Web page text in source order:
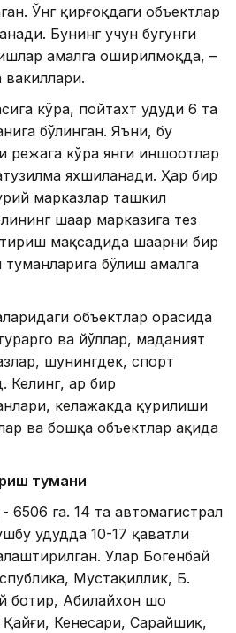
Ўнг қирғоқдаги объектлар
Бунинг учун бугунги
амалга оширилмоқда, –
вакиллари.
кўра, пойтахт ҳудуди 6 та
бўлинган. Яъни, бу
режага кўра янги иншоотлар
яхшиланади. Ҳар бир
марказлар ташкил
шаҳар марказига тез
мақсадида шаҳарни бир
бўлиш амалга
объектлар орасида
ва йўллар, маданият
шунингдек, спорт
ҳар бир
келажакда қурилиши
ва бошқа объектлар ҳақида
тумани
6506 га. 14 та автомагистрал
ҳудудда 10-17 қаватли
Улар Богенбай
Мустақиллик, Б.
Абилайхон шоҳ
Қайғи, Кенесари, Сарайшиқ,